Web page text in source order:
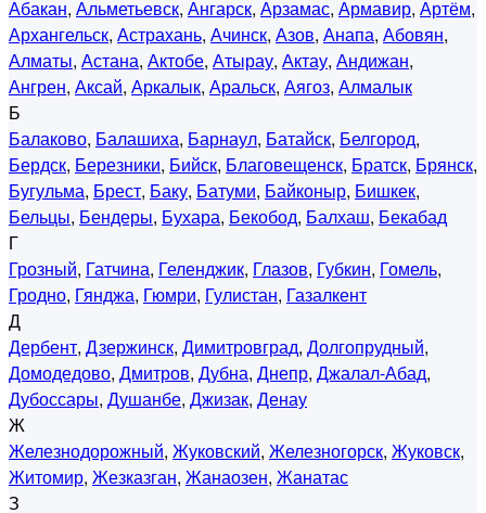
Абакан, Альметьевск, Ангарск, Арзамас, Армавир, Артём,
Архангельск, Астрахань, Ачинск, Азов, Анапа, Абовян,
Алматы, Астана, Актобе, Атырау, Актау, Андижан,
Ангрен, Аксай, Аркалык, Аральск, Аягоз, Алмалык
Б
Балаково, Балашиха, Барнаул, Батайск, Белгород,
Бердск, Березники, Бийск, Благовещенск, Братск, Брянск,
Бугульма, Брест, Баку, Батуми, Байконыр, Бишкек,
Бельцы, Бендеры, Бухара, Бекобод, Балхаш, Бекабад
Г
Грозный, Гатчина, Геленджик, Глазов, Губкин, Гомель,
Гродно, Гянджа, Гюмри, Гулистан, Газалкент
Д
Дербент, Дзержинск, Димитровград, Долгопрудный,
Домодедово, Дмитров, Дубна, Днепр, Джалал-Абад,
Дубоссары, Душанбе, Джизак, Денау
Ж
Железнодорожный, Жуковский, Железногорск, Жуковск,
Житомир, Жезказган, Жанаозен, Жанатас
З